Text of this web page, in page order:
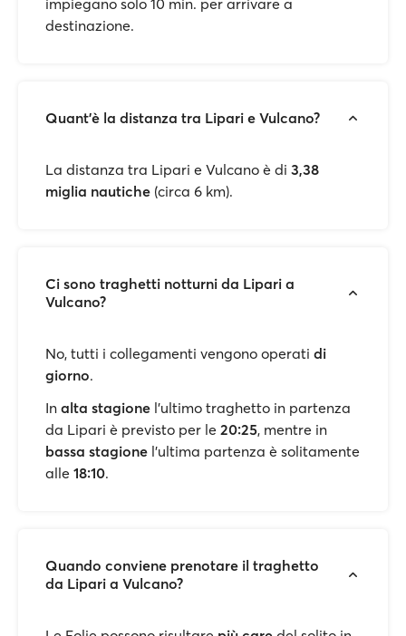
impiegano solo 10 min. per arrivare a
destinazione.
Quant'è la distanza tra Lipari e Vulcano?
La distanza tra Lipari e Vulcano è di 3,38
miglia nautiche (circa 6 km).
Ci sono traghetti notturni da Lipari a
Vulcano?
No, tutti i collegamenti vengono operati di
giorno.
In alta stagione l'ultimo traghetto in partenza
da Lipari è previsto per le 20:25, mentre in
bassa stagione l'ultima partenza è solitamente
alle 18:10.
Quando conviene prenotare il traghetto
da Lipari a Vulcano?